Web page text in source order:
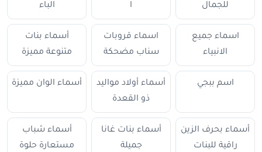
للجمال
ا
الباء
اسماء جميع
الانبياء
اسماء قروبات
سناب مضحكة
أسماء بنات
متنوعة مميزة
اسم ببجي
أسماء أولاد مواليد
ذو القعدة
أسماء الوان مميزة
أسماء بحرف الزين
راقية للبنات
أسماء بنات غانا
جميلة
أسماء شباب
مستعارة حلوة